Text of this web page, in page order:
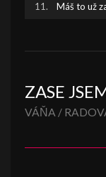
Máš to už
ZASE
VÁŇA /